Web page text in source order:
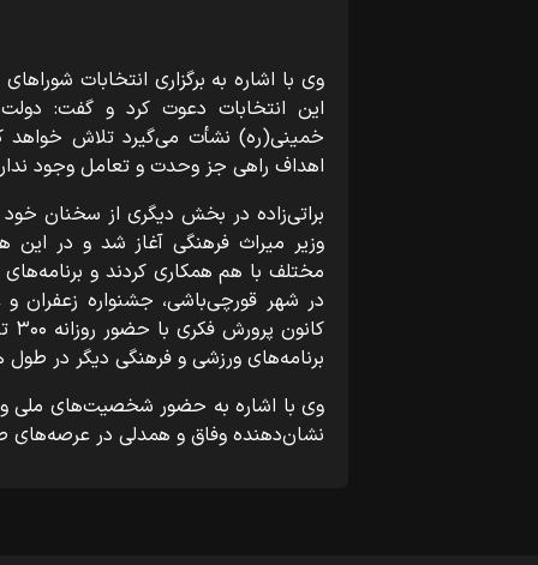
وی با اشاره به برگزاری انتخابات
این انتخابات دعوت کرد و گفت:
خمینی(ره) نشأت می‌گیرد تلاش خواهد
اهداف راهی جز وحدت و تعامل وجود
براتی‌زاده در بخش دیگری از سخنان
وزیر میراث فرهنگی آغاز شد و در این
مختلف با هم همکاری کردند و برنامه‌های
در شهر قورچی‌باشی، جشنواره زعفران و
برنامه‌های ورزشی و فرهنگی دیگر در
وی با اشاره به حضور شخصیت‌های ملی و
نشان‌دهنده وفاق و همدلی در عرصه‌های